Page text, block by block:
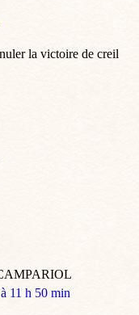
la victoire de creil
11 h 50 min